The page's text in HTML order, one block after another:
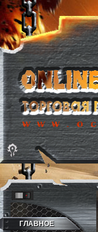
ГЛАВНОЕ